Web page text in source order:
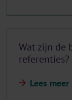
Wat zijn de
referenties?
Lees meer